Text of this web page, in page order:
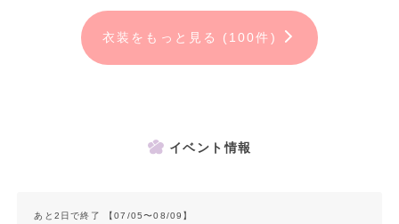
お客様が一番輝き、
衣装をもっと見る (100件)
イベント情報
あと2日で終了 【07/05〜08/09】